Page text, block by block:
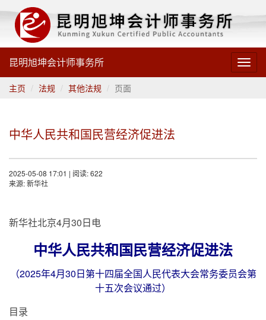
昆明旭坤会计师事务所
主页 法规 其他法规 页面
中华人民共和国民营经济促进法
2025-05-08 17:01 | 阅读: 622
来源: 新华社
新华社北京4月30日电
中华人民共和国民营经济促进法
（2025年4月30日第十四届全国人民代表大会常务委员会第
十五次会议通过）
目录